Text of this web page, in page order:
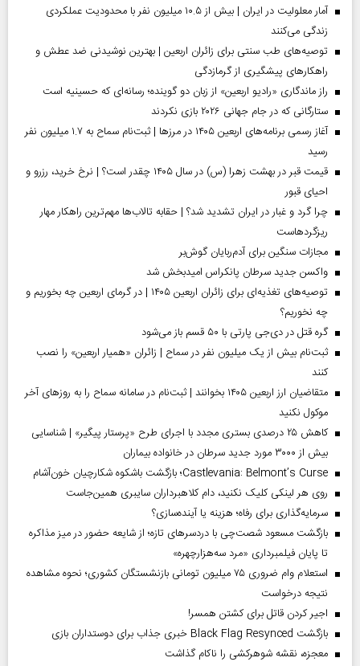
آمار معلولیت در ایران | بیش از ۱۰.۵ میلیون نفر با محدودیت عملکردی
زندگی می‌کنند
توصیه‌های طب سنتی برای زائران اربعین | بهترین نوشیدنی ضد عطش و
راهکارهای پیشگیری از گرمازدگی
راز ماندگاری «رادیو اربعین» از زبان دو گوینده؛ رسانه‌ای که حسینیه است
ستارگانی که در جام جهانی ۲۰۲۶ بازی نکردند
آغاز رسمی برنامه‌های اربعین ۱۴۰۵ در مرز‌ها | ثبت‌نام سماح به ۱.۷ میلیون نفر
رسید
قیمت قبر در بهشت زهرا (س) در سال ۱۴۰۵ چقدر است؟ | نرخ خرید، رزرو و
احیای قبور
چرا گرد و غبار در ایران تشدید شد؟ | حقابه تالاب‌ها مهم‌ترین راهکار مهار
ریزگردهاست
مجازات سنگین برای آدم‌ربایان گوش‌بر
واکسن جدید سرطان پانکراس امیدبخش شد
توصیه‌های تغذیه‌ای برای زائران اربعین ۱۴۰۵ | در گرمای اربعین چه بخوریم و
چه نخوریم؟
گره قتل در دی‌جی پارتی با ۵۰ قسم باز می‌شود
ثبت‌نام بیش از یک میلیون نفر در سماح | زائران «همیار اربعین» را نصب
کنند
متقاضیان ارز اربعین ۱۴۰۵ بخوانند | ثبت‌نام در سامانه سماح را به روز‌های آخر
موکول نکنید
کاهش ۲۵ درصدی بستری مجدد با اجرای طرح «پرستار پیگیر» | شناسایی
بیش از ۳۰۰۰ مورد جدید سرطان در خانواده بیماران
Castlevania: Belmont’s Curse؛ بازگشت باشکوه شکارچیان خون‌آشام
روی هر لینکی کلیک نکنید، دام کلاهبرداران سایبری همین‌جاست
سرمایه‌گذاری برای رفاه؛ هزینه یا آینده‌سازی؟
بازگشت مسعود شصت‌چی با دردسر‌های تازه؛ از شایعه حضور در میز مذاکره
تا پایان فیلمبرداری «مرد سه‌هزارچهره»
استعلام وام ضروری ۷۵ میلیون تومانی بازنشستگان کشوری؛ نحوه مشاهده
نتیجه درخواست
اجیر کردن قاتل برای کشتن همسر!
بازگشت Black Flag Resynced خبری جذاب برای دوستداران بازی
معجزه، نقشه شوهرکشی را ناکام گذاشت